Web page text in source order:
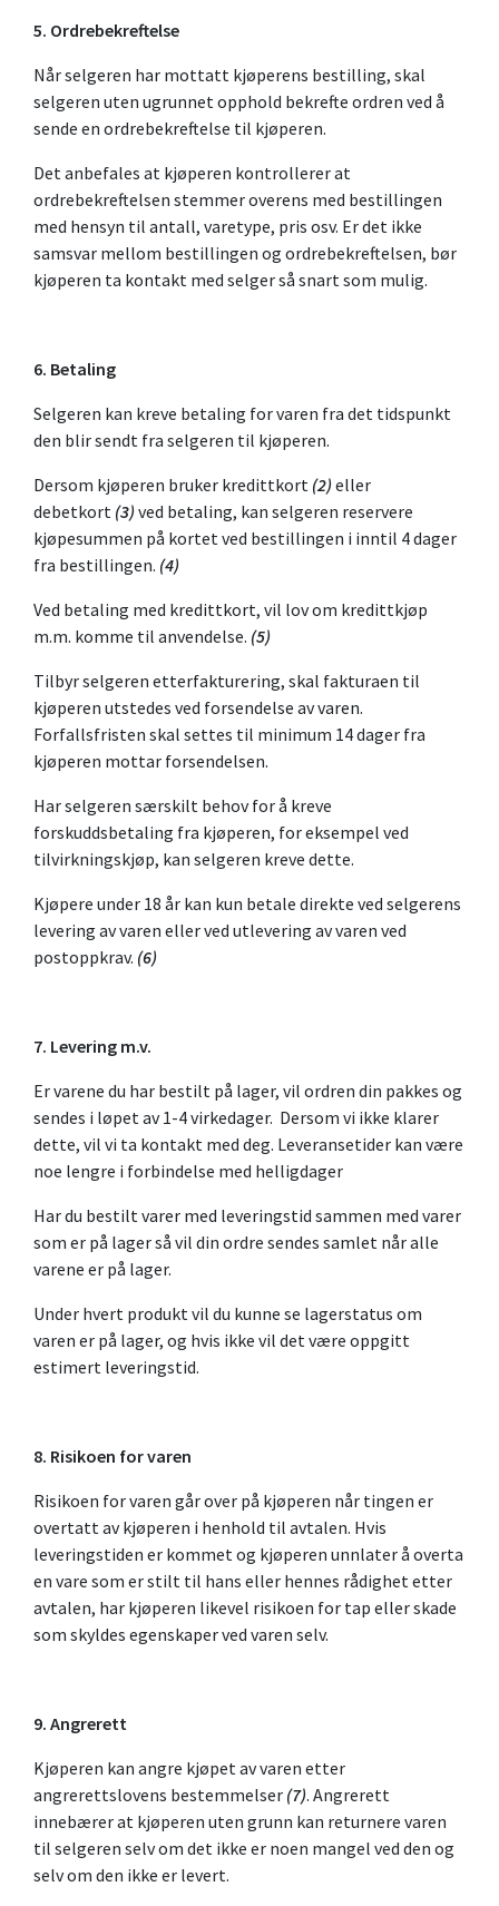
5. Ordrebekreftelse
Når selgeren har mottatt kjøperens bestilling, skal
selgeren uten ugrunnet opphold bekrefte ordren ved å
sende en ordrebekreftelse til kjøperen.
Det anbefales at kjøperen kontrollerer at
ordrebekreftelsen stemmer overens med bestillingen
med hensyn til antall, varetype, pris osv. Er det ikke
samsvar mellom bestillingen og ordrebekreftelsen, bør
kjøperen ta kontakt med selger så snart som mulig.
6. Betaling
Selgeren kan kreve betaling for varen fra det tidspunkt
den blir sendt fra selgeren til kjøperen.
Dersom kjøperen bruker kredittkort (2)eller
debetkort (3)ved betaling, kan selgeren reservere
kjøpesummen på kortet ved bestillingen i inntil 4 dager
fra bestillingen. (4)
Ved betaling med kredittkort, vil lov om kredittkjøp
m.m. komme til anvendelse. (5)
Tilbyr selgeren etterfakturering, skal fakturaen til
kjøperen utstedes ved forsendelse av varen.
Forfallsfristen skal settes til minimum 14 dager fra
kjøperen mottar forsendelsen.
Har selgeren særskilt behov for å kreve
forskuddsbetaling fra kjøperen, for eksempel ved
tilvirkningskjøp, kan selgeren kreve dette.
Kjøpere under 18 år kan kun betale direkte ved selgerens
levering av varen eller ved utlevering av varen ved
postoppkrav. (6)
7. Levering m.v.
Er varene du har bestilt på lager, vil ordren din pakkes og
sendes i løpet av 1-4 virkedager. Dersom vi ikke klarer
dette, vil vi ta kontakt med deg. Leveransetider kan være
noe lengre i forbindelse med helligdager
Har du bestilt varer med leveringstid sammen med varer
som er på lager så vil din ordre sendes samlet når alle
varene er på lager.
Under hvert produkt vil du kunne se lagerstatus om
varen er på lager, og hvis ikke vil det være oppgitt
estimert leveringstid.
8. Risikoen for varen
Risikoen for varen går over på kjøperen når tingen er
overtatt av kjøperen i henhold til avtalen. Hvis
leveringstiden er kommet og kjøperen unnlater å overta
en vare som er stilt til hans eller hennes rådighet etter
avtalen, har kjøperen likevel risikoen for tap eller skade
som skyldes egenskaper ved varen selv.
9. Angrerett
Kjøperen kan angre kjøpet av varen etter
angrerettslovens bestemmelser (7). Angrerett
innebærer at kjøperen uten grunn kan returnere varen
til selgeren selv om det ikke er noen mangel ved den og
selv om den ikke er levert.